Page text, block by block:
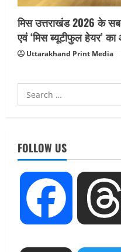
मिस उत्तराखंड 2026 के
एवं ‘मिस ब्यूटीफुल हेयर’
Uttarakhand Print Media
Search
for:
FOLLOW US
Facebook
मिस
ब्यूटीफुल